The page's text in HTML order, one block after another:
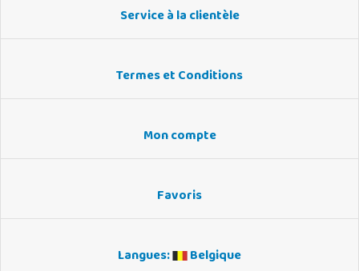
Service à la clientèle
Termes et Conditions
Mon compte
Favoris
Langues: Belgique